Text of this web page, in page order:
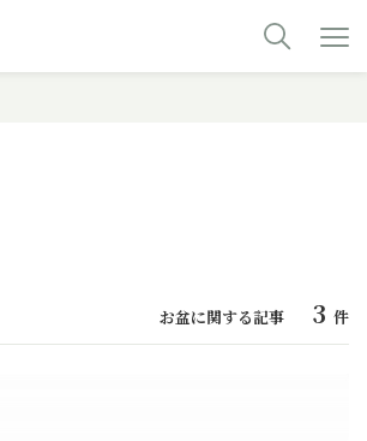
お盆に関する記事 3 件